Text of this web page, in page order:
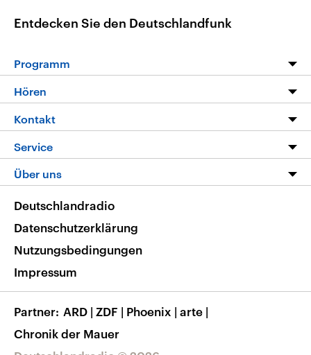
Entdecken Sie den Deutschlandfunk
Programm
Die Nachrichten
Nachrichtenleicht
Neue Beiträge auf dlf.de
Hören
Livestream
Podcasts
Deutschlandfunk App
Nachrichten App
Frequenzen
Kontakt
Service
FAQ
Veranstaltungen
Musikliste
RSS
Über uns
Barrierefreiheit
Deutschlandradio
Datenschutzerklärung
Nutzungsbedingungen
Impressum
Partner ARD | ZDF | Phoenix | arte |
Chronik der Mauer